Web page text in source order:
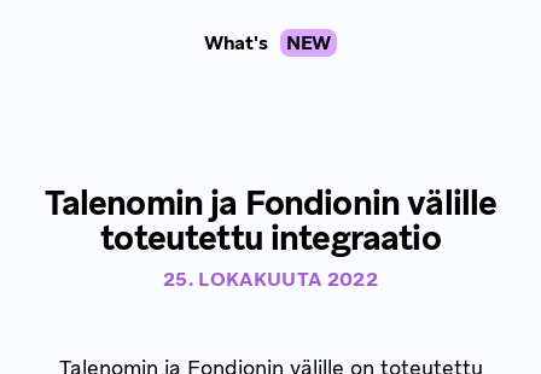
What's NEW
Talenomin ja Fondionin välille
toteutettu integraatio
25. LOKAKUUTA 2022
Talenomin ja Fondionin välille on toteutettu